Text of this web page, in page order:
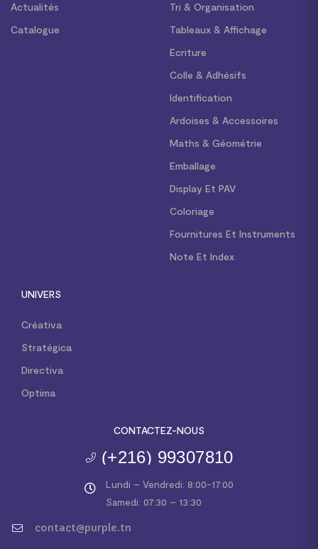
Actualités
Catalogue
Tri & Organisation
Tableaux & Affichage
Ecriture
Colle & Adhésifs
Identification
Ardoises & Accessoires
Maths & Géométrie
Emballage
Display Et PAV
Coloriage
Fournitures Et Instruments
Note Et Index
UNIVERS
Créativa
Stratégica
Directiva
Optima
CONTACTEZ-NOUS
(+216) 99307810
Lundi – Vendredi: 8:00-17:00
Samedi: 07:30 – 13:30
contact@purple.tn